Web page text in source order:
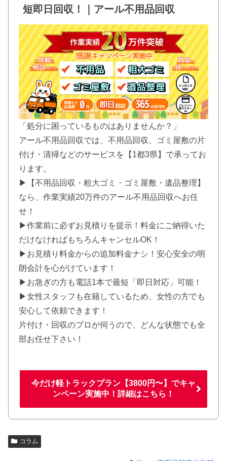
短即日回収！｜アール不用品回収
「処分に困っているものはありませんか？」
アール不用品回収では、不用品回収、ゴミ屋敷の片
付け・清掃などのサービスを【1都3県】で承ってお
ります。
▶【不用品回収・粗大ゴミ・ゴミ屋敷・遺品整理】
なら、作業実績20万件のアール不用品回収へお任
せ！
▶作業前に必ずお見積りを提示！料金にご納得いた
だけなければもちろんキャンセルOK！
▶お見積り料金からの追加料金ナシ！安心安全の明
朗会計を心がけています！
▶お急ぎの方も電話1本で最短「即日対応」可能！
▶女性スタッフも在籍しているため、女性の方でも
安心して依頼できます！
片付け・回収のプロが伺うので、どんな状態でも全
部お任せ下さい！
今だけ軽トラックプラン【3800円〜】でキャ
ンペーン実施中！詳細はこちら！
コラム